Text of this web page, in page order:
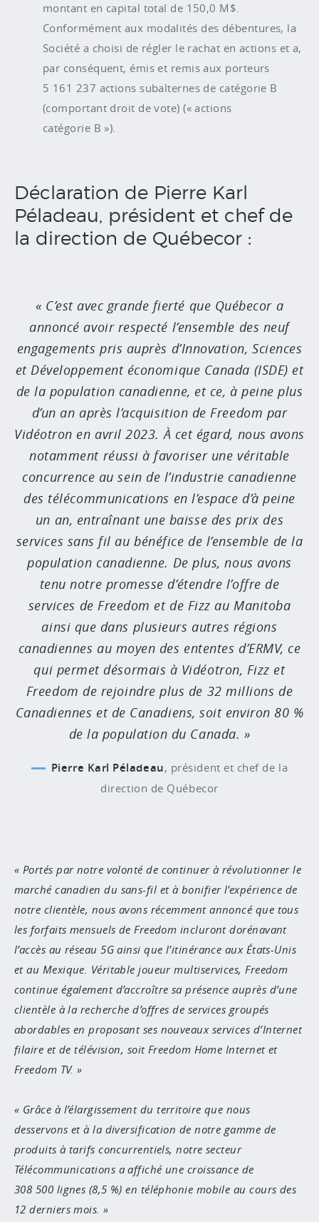
montant en capital total de 150,0 M$.
Conformément aux modalités des débentures, la
Société a choisi de régler le rachat en actions et a,
par conséquent, émis et remis aux porteurs
5 161 237 actions subalternes de catégorie B
(comportant droit de vote) (« actions
catégorie B »).
Déclaration de Pierre Karl
Péladeau, président et chef de
la direction de Québecor :
C’est avec grande fierté que Québecor a
annoncé avoir respecté l’ensemble des neuf
engagements pris auprès d’Innovation, Sciences
et Développement économique Canada (ISDE) et
de la population canadienne, et ce, à peine plus
d’un an après l’acquisition de Freedom par
Vidéotron en avril 2023. À cet égard, nous avons
notamment réussi à favoriser une véritable
concurrence au sein de l’industrie canadienne
des télécommunications en l’espace d’à peine
un an, entraînant une baisse des prix des
services sans fil au bénéfice de l’ensemble de la
population canadienne. De plus, nous avons
tenu notre promesse d’étendre l’offre de
services de Freedom et de Fizz au Manitoba
ainsi que dans plusieurs autres régions
canadiennes au moyen des ententes d’ERMV, ce
qui permet désormais à Vidéotron, Fizz et
Freedom de rejoindre plus de 32 millions de
Canadiennes et de Canadiens, soit environ 80 %
de la population du Canada.
Pierre Karl Péladeau, président et chef de la
direction de Québecor
Portés par notre volonté de continuer à révolutionner le
marché canadien du sans-fil et à bonifier l’expérience de
notre clientèle, nous avons récemment annoncé que tous
les forfaits mensuels de Freedom incluront dorénavant
l’accès au réseau 5G ainsi que l’itinérance aux États-Unis
et au Mexique. Véritable joueur multiservices, Freedom
continue également d’accroître sa présence auprès d’une
clientèle à la recherche d’offres de services groupés
abordables en proposant ses nouveaux services d’Internet
filaire et de télévision, soit Freedom Home Internet et
Freedom TV.
Grâce à l’élargissement du territoire que nous
desservons et à la diversification de notre gamme de
produits à tarifs concurrentiels, notre secteur
Télécommunications a affiché une croissance de
308 500 lignes (8,5 %) en téléphonie mobile au cours des
12 derniers mois.